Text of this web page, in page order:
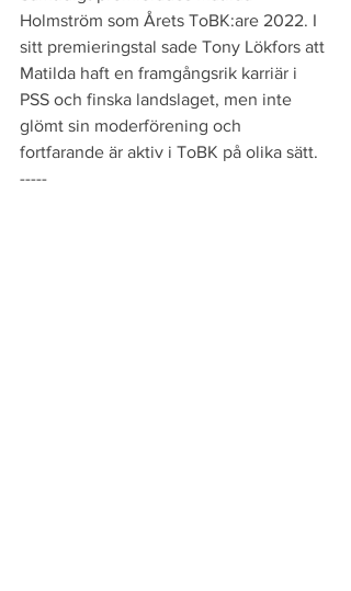
Holmström som Årets ToBK:are 2022. I
sitt premieringstal sade Tony Lökfors att
Matilda haft en framgångsrik karriär i
PSS och finska landslaget, men inte
glömt sin moderförening och
fortfarande är aktiv i ToBK på olika sätt.
-----